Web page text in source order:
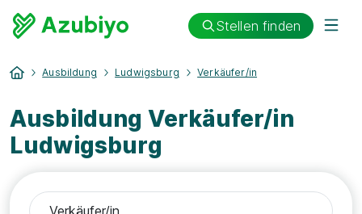
Stellen finden
Ausbildung Ludwigsburg Verkäufer/in
Ausbildung Verkäufer/in
Ludwigsburg